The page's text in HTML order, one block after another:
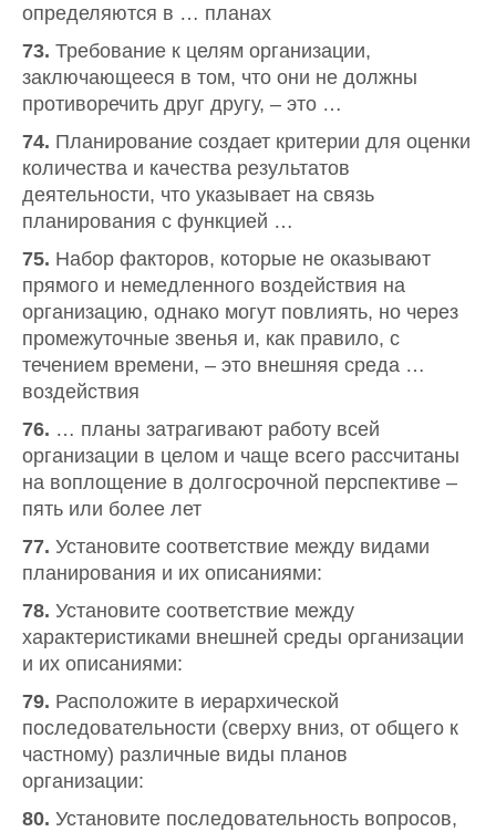
определяются в … планах
73. Требование к целям организации,
заключающееся в том, что они не должны
противоречить друг другу, – это …
74. Планирование создает критерии для оценки
количества и качества результатов
деятельности, что указывает на связь
планирования с функцией …
75. Набор факторов, которые не оказывают
прямого и немедленного воздействия на
организацию, однако могут повлиять, но через
промежуточные звенья и, как правило, с
течением времени, – это внешняя среда …
воздействия
76. … планы затрагивают работу всей
организации в целом и чаще всего рассчитаны
на воплощение в долгосрочной перспективе –
пять или более лет
77. Установите соответствие между видами
планирования и их описаниями:
78. Установите соответствие между
характеристиками внешней среды организации
и их описаниями:
79. Расположите в иерархической
последовательности (сверху вниз, от общего к
частному) различные виды планов
организации:
80. Установите последовательность вопросов,